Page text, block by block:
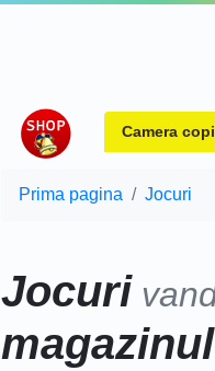
Camera
Prima pagina Jocuri
Jocuri